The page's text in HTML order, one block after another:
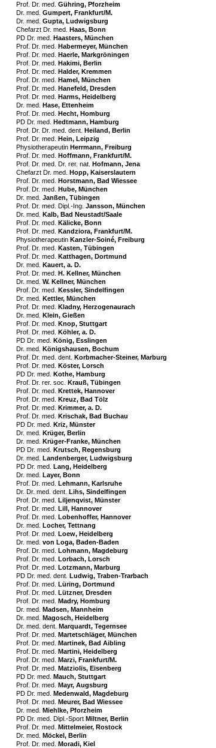
Prof. Dr. med.Gühring, Pforzheim
Dr. med.Gumpert, Frankfurt/M.
Dr. med.Gupta, Ludwigsburg
Chefarzt Dr. med. Haas, Bonn
PD Dr. med. Haasters, München
Prof. Dr. med.Habermeyer, München
Prof. Dr. med.Haerle, Markgröningen
Prof. Dr. med.Hakimi, Berlin
Prof. Dr. med. Halder, Kremmen
Prof. Dr. med.Hamel, München
Prof. Dr. med. Hanefeld, Dresden
Prof. Dr. med.Harms, Heidelberg
Dr. med.Hase, Ettenheim
Prof. Dr. med.Hecht, Homburg
PD Dr. med.Hedtmann, Hamburg
Prof. Dr. Dr. med. dent. Heiland, Berlin
Prof. Dr. med.Hein, Leipzig
Physiotherapeutin Herrmann, Freiburg
Prof. Dr. med. Hoffmann, Frankfurt/M.
Prof. Dr. med. Dr. rer. nat.Hofmann, Jena
Chefarzt Dr. med. Hopp, Kaiserslautern
Prof. Dr. med.Horstmann, Bad Wiessee
Prof. Dr. med.Hube, München
Dr. med.Janßen, Tübingen
Prof. Dr. med. Dipl.-Ing.Jansson, München
Dr. med.Kalb, Bad Neustadt/Saale
Prof. Dr. med. Kälicke, Bonn
Prof. Dr. med.Kandziora, Frankfurt/M.
Physiotherapeutin Kanzler-Soiné, Freiburg
Prof. Dr. med.Kasten, Tübingen
Prof. Dr. med.Katthagen, Dortmund
Dr. med.Kauert, a. D.
Prof. Dr. med.H. Kellner, München
Dr. med.W. Kellner, München
Prof. Dr. med.Kessler, Sindelfingen
Dr. med.Kettler, München
Prof. Dr. med.Kladny, Herzogenaurach
Dr. med. Klein, Gießen
Prof. Dr. med.Knop, Stuttgart
Prof. Dr. med.Köhler, a. D.
PD Dr. med.König, Esslingen
Dr. med.Königshausen, Bochum
Prof. Dr. med. dent.Korbmacher-Steiner, Marburg
Prof. Dr. med.Köster, Lorsch
PD Dr. med. Kothe, Hamburg
Prof. Dr. rer. soc.Krauß, Tübingen
Prof. Dr. med.Krettek, Hannover
Prof. Dr. med.Kreuz, Bad Tölz
Prof. Dr. med.Krimmer, a. D.
Prof. Dr. med. Krischak, Bad Buchau
PD Dr. med. Kriz, Münster
Dr. med. Krüger, Berlin
Dr. med.Krüger-Franke, München
PD Dr. med.Krutsch, Regensburg
Dr. med.Landenberger, Ludwigsburg
PD Dr. med. Lang, Heidelberg
Dr. med. Layer, Bonn
Prof. Dr. med.Lehmann, Karlsruhe
Dr. Dr. med. dent. Lihs, Sindelfingen
Prof. Dr. med.Liljenqvist, Münster
Prof. Dr. med.Lill, Hannover
Prof. Dr. med. Lobenhoffer, Hannover
Dr. med. Locher, Tettnang
Prof. Dr. med.Loew, Heidelberg
Dr. med. von Loga, Baden-Baden
Prof. Dr. med.Lohmann, Magdeburg
Prof. Dr. med. Lorbach, Lorsch
Prof. Dr. med. Lotzmann, Marburg
PD Dr. med. dent. Ludwig, Traben-Trarbach
Prof. Dr. med.Lüring, Dortmund
Prof. Dr. med.Lützner, Dresden
Prof. Dr. med.Madry, Homburg
Dr. med. Madsen, Mannheim
Dr. med. Magosch, Heidelberg
Dr. med. dent.Marquardt, Tegernsee
Prof. Dr. med.Martetschläger, München
Prof. Dr. med.Martinek, Bad Aibling
Prof. Dr. med. Martini, Heidelberg
Prof. Dr. med. Marzi, Frankfurt/M.
Prof. Dr. med.Matziolis, Eisenberg
PD Dr. med.Mauch, Stuttgart
Prof. Dr. med.Mayr, Augsburg
PD Dr. med. Medenwald, Magdeburg
Prof. Dr. med.Meurer, Bad Wiessee
Dr. med.Miehlke, Pforzheim
PD Dr. med. Dipl.-SportMiltner, Berlin
Prof. Dr. med.Mittelmeier, Rostock
Dr. med.Möckel, Berlin
Prof. Dr. med. Moradi, Kiel